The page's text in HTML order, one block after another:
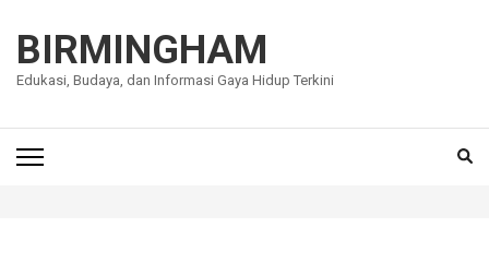
konten
(Tekan
BIRMINGHAM
Edukasi, Budaya, dan Informasi Gaya Hidup Terkini